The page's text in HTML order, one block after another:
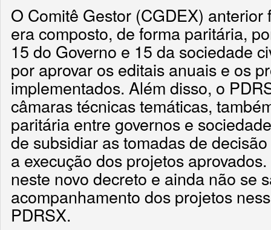
O Comitê Gestor (CGDEX) anterior
era composto, de forma paritária,
15 do Governo e 15 da sociedade
por aprovar os editais anuais e os
implementados. Além disso, o
câmaras técnicas temáticas,
paritária entre governos e
de subsidiar as tomadas de
a execução dos projetos
neste novo decreto e ainda não se
acompanhamento dos projetos
PDRSX.